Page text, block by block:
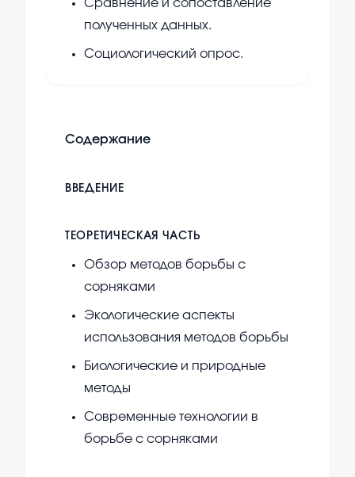
Сравнение и сопоставление
полученных данных.
Социологический опрос.
Содержание
ВВЕДЕНИЕ
ТЕОРЕТИЧЕСКАЯ ЧАСТЬ
Обзор методов борьбы с
сорняками
Экологические аспекты
использования методов борьбы
Биологические и природные
методы
Современные технологии в
борьбе с сорняками